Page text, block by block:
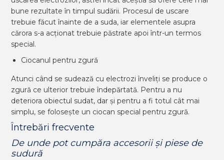
bune rezultate în timpul sudării. Procesul de uscare
trebuie făcut înainte de a suda, iar elementele asupra
cărora s-a acționat trebuie păstrate apoi într-un termos
special.
Ciocanul pentru zgură
Atunci când se sudează cu electrozi înveliți se produce o
zgură ce ulterior trebuie îndepărtată. Pentru a nu
deteriora obiectul sudat, dar și pentru a fi totul cât mai
simplu, se folosește un ciocan special pentru zgură.
Întrebări frecvente
De unde pot cumpăra accesorii și piese de
sudură